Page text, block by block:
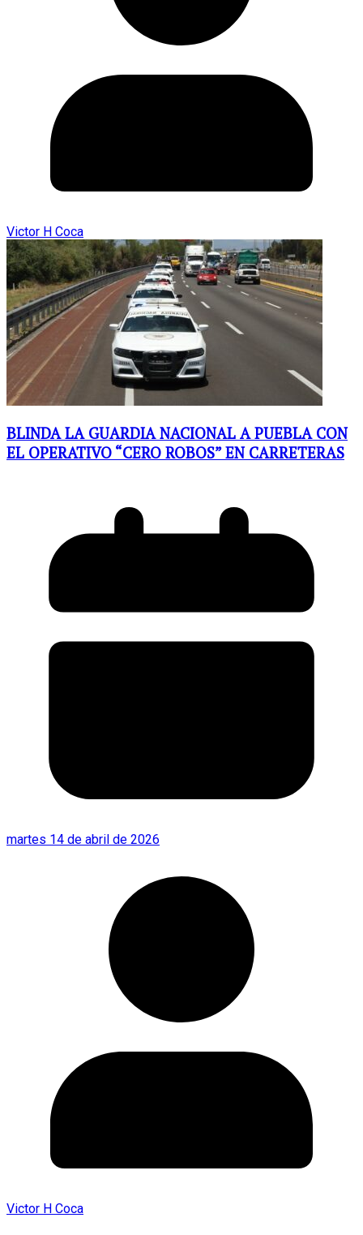
Victor H Coca
BLINDA LA GUARDIA NACIONAL A PUEBLA CON
EL OPERATIVO “CERO ROBOS” EN CARRETERAS
martes 14 de abril de 2026
Victor H Coca